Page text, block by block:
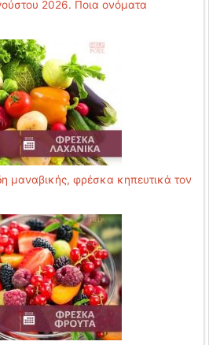
2026. Ποια ονόματα
μαναβικής, φρέσκα κηπευτικά τον